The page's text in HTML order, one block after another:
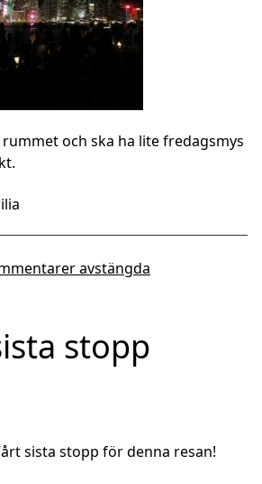
och ska ha lite fredagsmys
avstängda
stopp
sista stopp för denna resan!